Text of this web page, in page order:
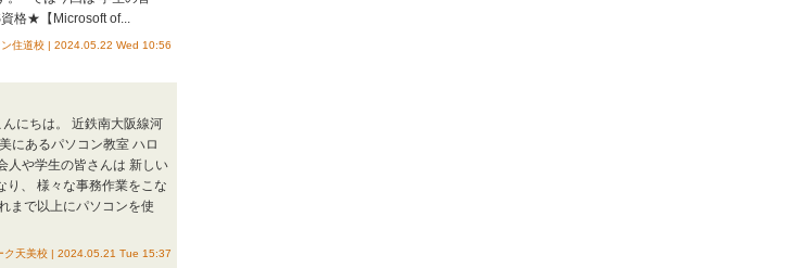
格★【Microsoft of...
住道校 | 2024.05.22 Wed 10:56
にちは。 近鉄南大阪線河
にあるパソコン教室 ハロ
人や学生の皆さんは 新しい
り、 様々な事務作業をこな
まで以上にパソコンを使
天美校 | 2024.05.21 Tue 15:37